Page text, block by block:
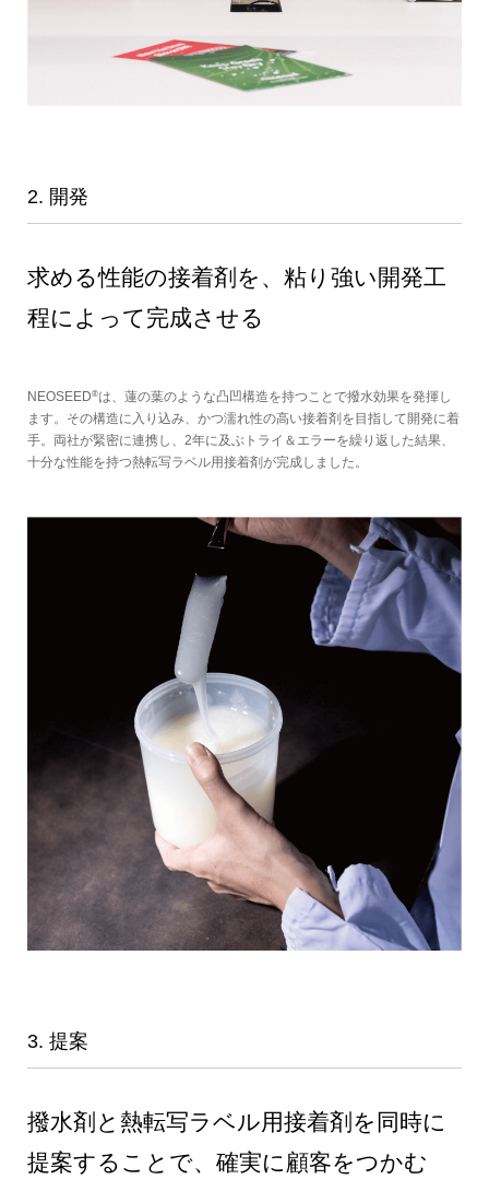
2. 開発
求める性能の接着剤を、粘り強い開発工
程によって完成させる
NEOSEED®は、蓮の葉のような凸凹構造を持つことで撥水効果を発揮し
ます。その構造に入り込み、かつ濡れ性の高い接着剤を目指して開発に着
手。両社が緊密に連携し、2年に及ぶトライ＆エラーを繰り返した結果、
十分な性能を持つ熱転写ラベル用接着剤が完成しました。
3. 提案
撥水剤と熱転写ラベル用接着剤を同時に
提案することで、確実に顧客をつかむ